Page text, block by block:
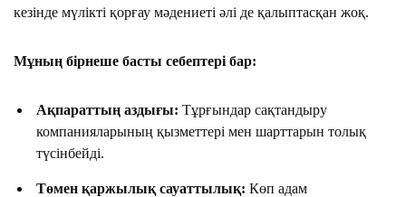
кезінде мүлікті қорғау мәдениеті әлі де қалыптасқан жоқ.
Мұның бірнеше басты себептері бар:
Ақпараттың аздығы: Тұрғындар сақтандыру
компанияларының қызметтері мен шарттарын толық
түсінбейді.
Төмен қаржылық сауаттылық: Көп адам